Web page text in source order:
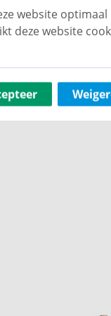
website
deze website